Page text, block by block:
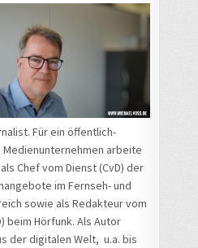
Für ein öffentlich-
arbeite
Chef vom Dienst (CvD) der
im Fernseh- und
sowie als Redakteur vom
beim Hörfunk. Als Autor
der digitalen Welt, u.a. bis